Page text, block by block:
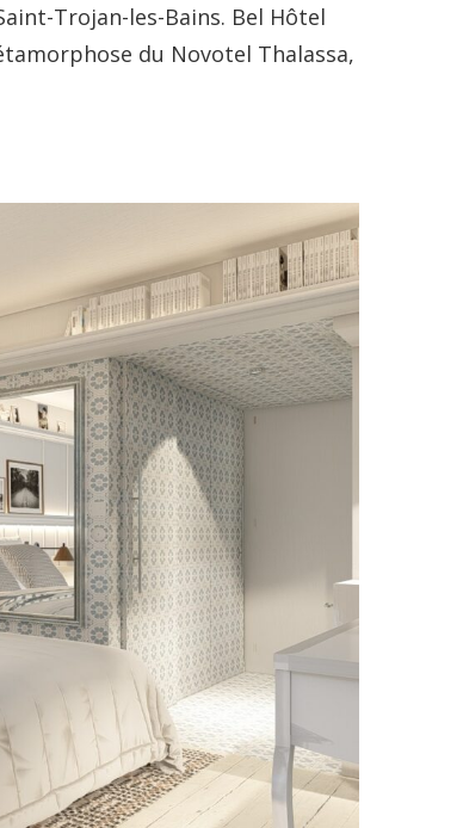
Trojan-les-Bains. Bel Hôtel
du Novotel Thalassa,